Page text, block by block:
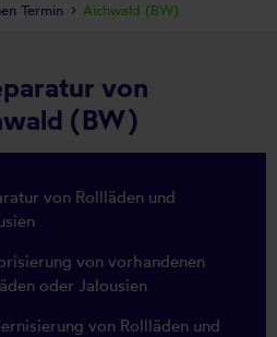
von
(BW)
von Rollläden und
von vorhandenen
oder Jalousien
von Rollläden und
Termin Aichwald (BW)